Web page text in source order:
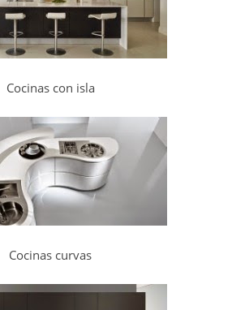
Cocinas con isla
Cocinas curvas